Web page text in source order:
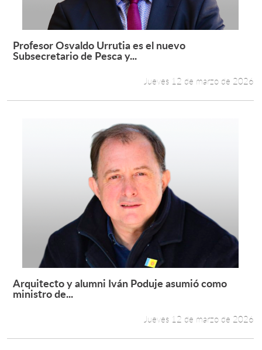
Leer más +
Profesor Osvaldo Urrutia es el nuevo
Subsecretario de Pesca y...
Jueves 12 de marzo de 2026
Leer más +
Arquitecto y alumni Iván Poduje asumió como
ministro de...
Jueves 12 de marzo de 2026